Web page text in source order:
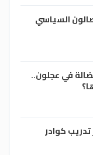
السياسي
في عجلون..
كوادر